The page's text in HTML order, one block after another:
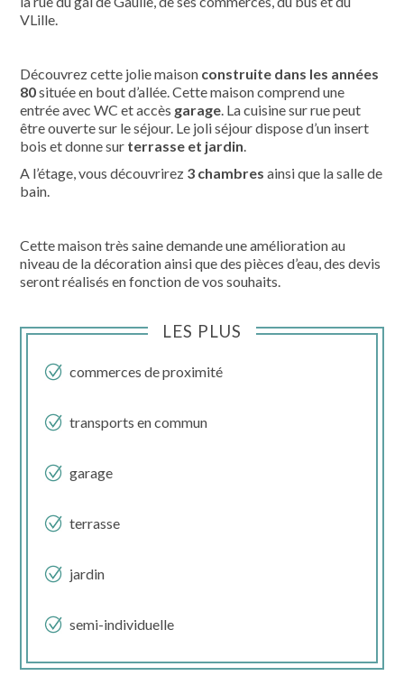
VLille.
Découvrez cette jolie maison construite dans les années
80située en bout d’allée. Cette maison comprend une
entrée avec WC et accès garage . La cuisine sur rue peut
être ouverte sur le séjour. Le joli séjour dispose d’un insert
bois et donne sur terrasse et jardin
A l’étage, vous découvrirez 3 chambres ainsi que la salle de
bain.
Cette maison très saine demande une amélioration au
niveau de la décoration ainsi que des pièces d’eau, des devis
seront réalisés en fonction de vos souhaits.
LES PLUS
commerces de proximité
transports en commun
garage
terrasse
jardin
semi-individuelle